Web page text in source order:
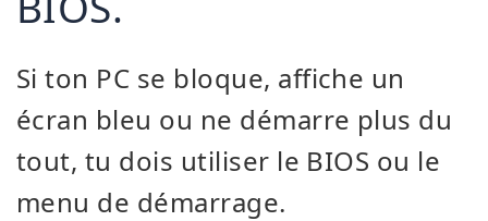
Si ton PC se bloque, affiche un
écran bleu ou ne démarre plus du
tout, tu dois utiliser le BIOS ou le
menu de démarrage.